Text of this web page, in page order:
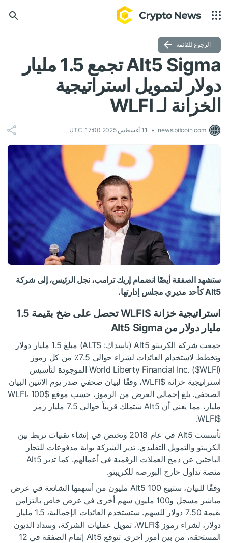
الرجوع للقائمة
Alt5 Sigma تجمع 1.5 مليار
دولار لتمويل استراتيجية
الخزانة لـ WLFI
news.bitcoin.com 11 أغسطس 2025 17:00, UTC
ستشهد الصفقة أيضًا انضمام إريك ترامب، نجل الرئيس، إلى شركة
Alt5 كأحد مديري مجلس إدارتها.
استراتيجية خزانة $WLFI
تحصل على ضخ بقيمة 1.5
مليار دولار من Alt5 Sigma
جمعت شركة الكريبتو Alt5 (ناسداك: ALTS) مبلغ 1.5 مليار دولار
وتخطط لاستخدام العائدات لشراء حوالي 7.5٪ من كل رموز
World Liberty Financial Inc. ($WLFI
) الموجودة لتأسيس
استراتيجية خزانة$WLFI
، وفقًا لبيان صحفي صدر يوم الاثنين البيان
الصحفي. بلغ إجمالي العرض من الرموز، حسب موقع$WLFI، 100
مليار، مما يعني أن Alt5 ستملك قريباً حوالي 7.5 مليار رمز
$WLFI
.
تأسست Alt5 في عام 2018 وتختص في إنشاء تقنيات تربط بين
الكريبتو والتمويل التقليدي. تدير الشركة بوابة مدفوعات للتجار
الباحثين عن دمج العملات الرقمية في أعمالهم. كما تدير Alt5
منصة تداول خارج البورصة للكريبتو.
وفقًا للبيان، ستبيع Alt5 100 مليون من أسهمها الشائعة في عرض
مباشر مسجل و100 مليون سهم أخرى في عرض خاص بالتزامن
بقيمة 7.50 دولار للسهم. ستستخدم العائدات الإجمالية، 1.5 مليار
دولار، لشراء رموز$WLFI
، تمويل عمليات الشركة، وسداد الديون
المستحقة، من بين أمور أخرى. تتوقع Alt5 إتمام الصفقة في 12